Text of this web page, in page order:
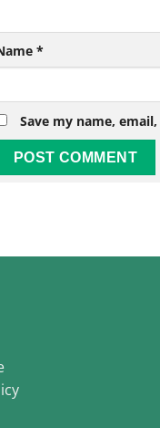
*
Save my name,